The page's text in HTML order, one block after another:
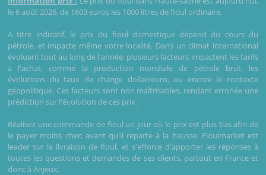
le 6 août 2026, de 1603 euros les 1000 litres de fioul ordinaire.
A titre indicatif, le prix du fioul domestique dépend du cours du
pétrole, et impacte même votre localité. Dans un climat international
évoluant tout au long de l'année, plusieurs facteurs impactent les tarifs
à l'achat, comme la production mondiale de pétrole brut, les
évolutions du taux de change dollar/euro, ou encore le contexte
géopolitique. Ces facteurs sont non maîtrisables, rendant erronée une
prédiction sur l'évolution de ces prix.
Réalisez une commande de fioul un jour où le prix est plus bas afin de
le payer moins cher, avant qu'il reparte à la hausse. Fioulmarket est
leader sur la livraison de fioul, et s'efforce d'apporter les réponses à
toutes les questions et demandes de ses clients, partout en France et
donc à Anjeux.